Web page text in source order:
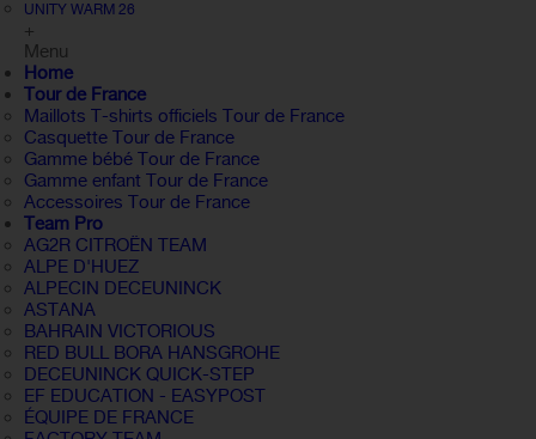
UNITY WARM 26
+
Menu
Home
Tour de France
Maillots T-shirts officiels Tour de France
Casquette Tour de France
Gamme bébé Tour de France
Gamme enfant Tour de France
Accessoires Tour de France
Team Pro
AG2R CITROËN TEAM
ALPE D'HUEZ
ALPECIN DECEUNINCK
ASTANA
BAHRAIN VICTORIOUS
RED BULL BORA HANSGROHE
DECEUNINCK QUICK-STEP
EF EDUCATION - EASYPOST
ÉQUIPE DE FRANCE